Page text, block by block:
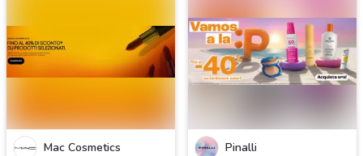
Mac Cosmetics Pinalli